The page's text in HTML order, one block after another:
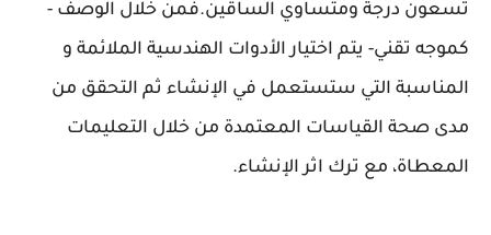
تسعون درجة ومتساوي الساقين.فمن خلال الوصف -
كموجه تقني- يتم اختيار الأدوات الهندسية الملائمة و
المناسبة التي ستستعمل في الإنشاء ثم التحقق من
مدى صحة القياسات المعتمدة من خلال التعليمات
المعطاة، مع ترك اثر الإنشاء.